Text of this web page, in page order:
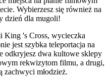
Wybierzesz się również na
dzień dla mugoli!
King 's Cross, wycieczka
jest szybka teleportacja na
odkryjesz dwa kultowe sklepy
rekwizytom filmu, a drugi,
zachwyci młodzież.